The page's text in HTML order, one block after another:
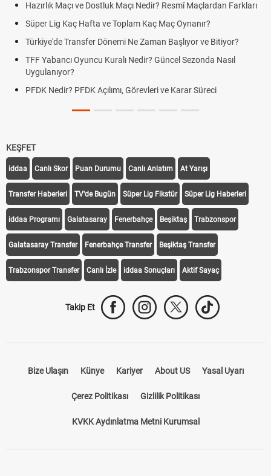
Hazırlık Maçı ve Dostluk Maçı Nedir? Resmî Maçlardan Farkları
Süper Lig Kaç Hafta ve Toplam Kaç Maç Oynanır?
Türkiye'de Transfer Dönemi Ne Zaman Başlıyor ve Bitiyor?
TFF Yabancı Oyuncu Kuralı Nedir? Güncel Sezonda Nasıl
Uygulanıyor?
PFDK Nedir? PFDK Açılımı, Görevleri ve Karar Süreci
KEŞFET
iddaa Canlı Skor Puan Durumu Canlı Anlatım At Yarışı
Transfer Haberleri TV'de Bugün Süper Lig Fikstür Süper Lig Haberleri
iddaa Programı Galatasaray Fenerbahçe Beşiktaş Trabzonspor
Galatasaray Transfer Fenerbahçe Transfer Beşiktaş Transfer
Trabzonspor Transfer Canlı İzle iddaa Sonuçları Aktif Sayaç
Takip Et
Bize Ulaşın Künye Kariyer About US Yasal Uyarı
Çerez Politikası Gizlilik Politikası
KVKK Aydınlatma Metni Kurumsal